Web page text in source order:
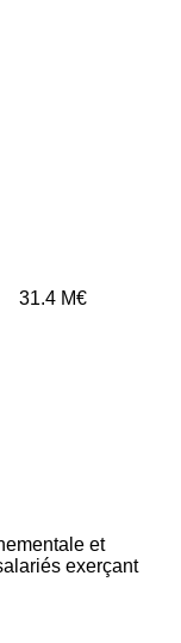
31.4 M€
et
exerçant